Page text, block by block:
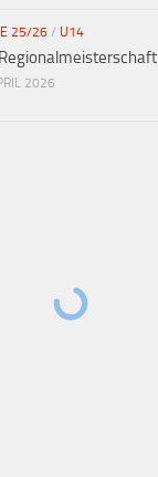
25/26 / U14
2026